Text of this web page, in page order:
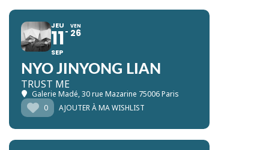
JEU
11
SEP
VEN
26
NYO JINYONG LIAN
TRUST ME
Galerie Madé, 30 rue Mazarine 75006 Paris
0
AJOUTER À MA WISHLIST